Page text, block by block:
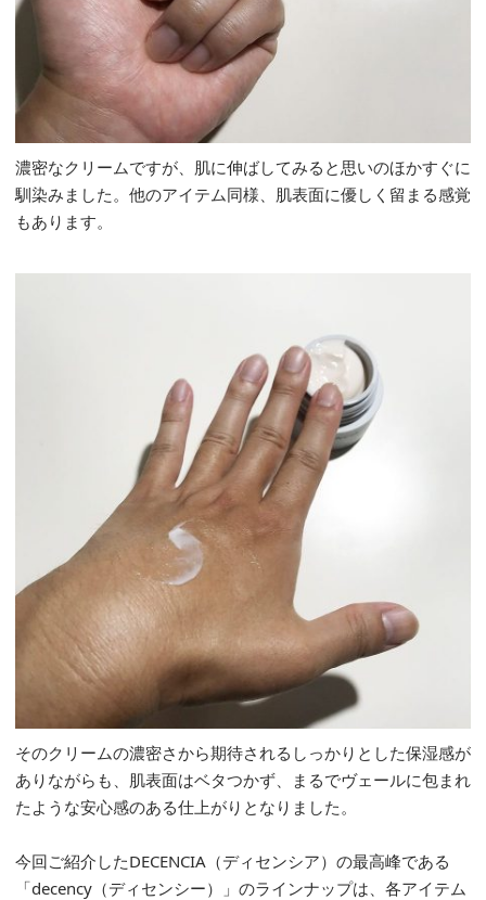
濃密なクリームですが、肌に伸ばしてみると思いのほかすぐに
馴染みました。他のアイテム同様、肌表面に優しく留まる感覚
もあります。
そのクリームの濃密さから期待されるしっかりとした保湿感が
ありながらも、肌表面はベタつかず、まるでヴェールに包まれ
たような安心感のある仕上がりとなりました。
今回ご紹介したDECENCIA（ディセンシア）の最高峰である
「decency（ディセンシー）」のラインナップは、各アイテム